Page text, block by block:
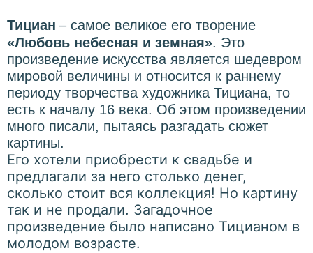
Тициан – самое великое его творение
«Любовь небесная и земная». Это
произведение искусства является шедевром
мировой величины и относится к раннему
периоду творчества художника Тициана, то
есть к началу 16 века. Об этом произведении
много писали, пытаясь разгадать сюжет
картины.
Его хотели приобрести к свадьбе и
предлагали за него столько денег,
сколько стоит вся коллекция! Но картину
так и не продали. Загадочное
произведение было написано Тицианом в
молодом возрасте.